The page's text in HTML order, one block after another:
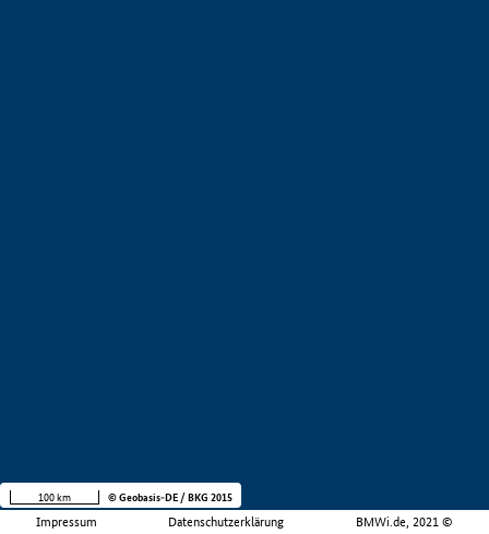
Impressum Datenschutzerklärung BMWi.de, 2021 ©
100 km © Geobasis-DE / BKG 2015